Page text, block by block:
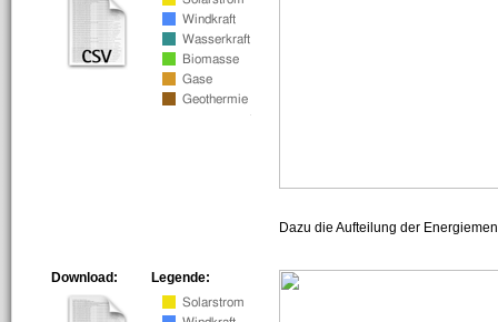
Dazu die Aufteilung der
Legende:
Download: